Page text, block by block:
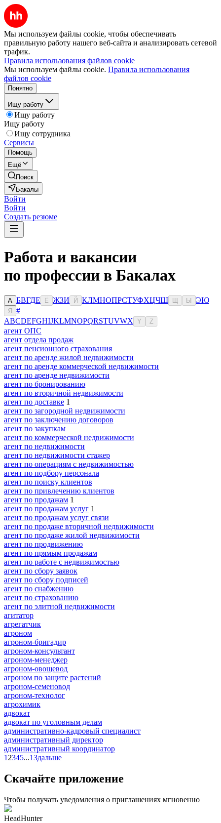
Мы используем файлы cookie, чтобы обеспечивать
правильную работу нашего веб-сайта и анализировать сетевой
трафик.
Правила использования файлов cookie
Мы используем файлы cookie. Правила использования
файлов cookie
Понятно
Ищу работу
Ищу работу
Ищу работу
Ищу сотрудника
Сервисы
Помощь
Ещё
Поиск
Бакалы
Войти
Войти
Создать резюме
Работа и вакансии
по профессии в Бакалах
А БВГДЕ Ё ЖЗИ Й КЛМНОПРСТУФХЦЧШ Ы ЭЮ
Я
#
ABCDEFGHIJKLMNOPQRSTUVWX Y Z
агент ОПС
агент отдела продаж
агент пенсионного страхования
агент по аренде жилой недвижимости
агент по аренде коммерческой недвижимости
агент по аренде недвижимости
агент по бронированию
агент по вторичной недвижимости
агент по доставке 1
агент по загородной недвижимости
агент по заключению договоров
агент по закупкам
агент по коммерческой недвижимости
агент по недвижимости
агент по недвижимости стажер
агент по операциям с недвижимостью
агент по подбору персонала
агент по поиску клиентов
агент по привлечению клиентов
агент по продажам 1
агент по продажам услуг 1
агент по продажам услуг связи
агент по продаже вторичной недвижимости
агент по продаже жилой недвижимости
агент по продвижению
агент по прямым продажам
агент по работе с недвижимостью
агент по сбору заявок
агент по сбору подписей
агент по снабжению
агент по страхованию
агент по элитной недвижимости
агитатор
агрегатчик
агроном
агроном-бригадир
агроном-консультант
агроном-менеджер
агроном-овощевод
агроном по защите растений
агроном-семеновод
агроном-технолог
агрохимик
адвокат
адвокат по уголовным делам
административно-кадровый специалист
административный директор
административный координатор
1 2345...13дальше
Скачайте приложение
Чтобы получать уведомления о приглашениях мгновенно
HeadHunter